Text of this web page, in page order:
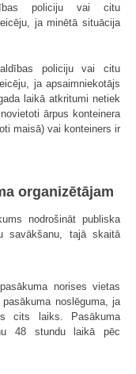
policiju vai citu
ja minētā situācija
policiju vai citu
ja apsaimniekotājs
laikā atkritumi netiek
ārpus konteinera
maisā) vai konteiners ir
organizētājam
nodrošināt publiska
savākšanu, tajā skaitā
norises vietas
noslēguma, ja
cits laiks. Pasākuma
48 stundu laikā pēc